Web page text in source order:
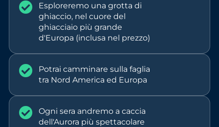
Esploreremo una grotta di
ghiaccio, nel cuore del
ghiacciaio più grande
d'Europa (inclusa nel prezzo)
Potrai camminare sulla faglia
tra Nord America ed Europa
Ogni sera andremo a caccia
dell'Aurora più spettacolare